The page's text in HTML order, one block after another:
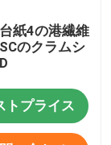
紙4の港繊維
のクラムシ
トプライス